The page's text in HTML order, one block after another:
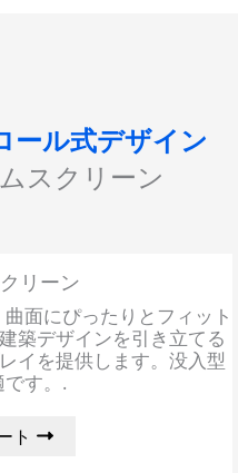
ール式デザイン
スクリーン
リーン
面にぴったりとフィット
築デザインを引き立てる
イを提供します。没入型
す。.
ト